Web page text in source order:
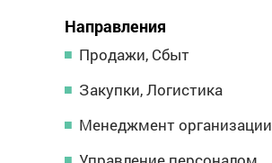
Направления
Продажи, Сбыт
Закупки, Логистика
Менеджмент организации